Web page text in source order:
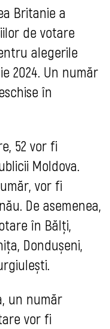
Britanie a
de votare
alegerile
2024. Un număr
în
52 vor fi
Moldova.
vor fi
De asemenea,
în Bălți,
Dondușeni,
un număr
vor fi